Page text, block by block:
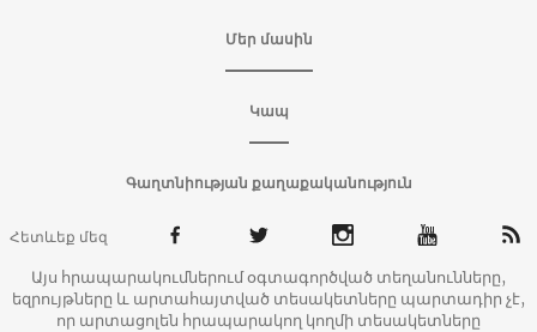
Մեր մասին
Կապ
Գաղտնիության քաղաքականություն
Հետևեք մեզ
Այս հրապարակումներում օգտագործված տեղանունները,
եզրույթները և արտահայտված տեսակետները պարտադիր չէ,
որ արտացոլեն հրապարակող կողմի տեսակետները